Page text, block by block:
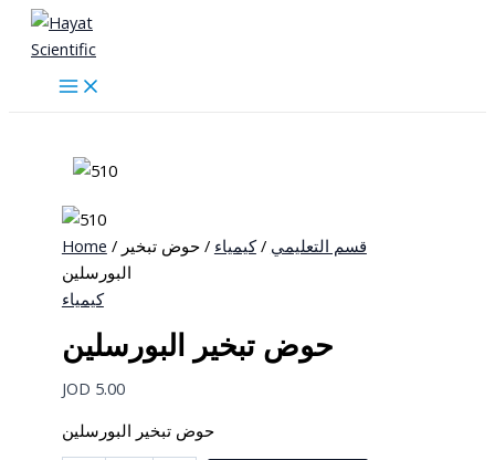
Skip
content
Home / قسم التعليمي /كيمياء / حوض تبخير
البورسلين
كيمياء
حوض تبخير البورسلين
JOD 5.00
حوض تبخير البورسلين